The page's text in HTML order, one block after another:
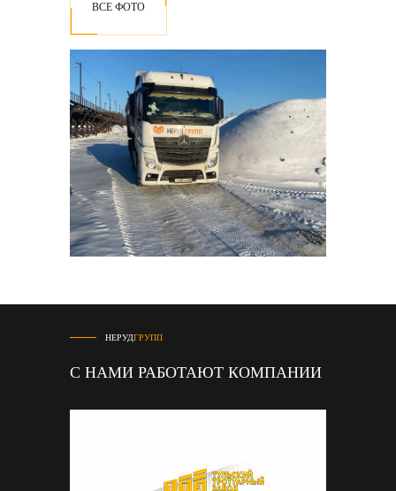
ВСЕ ФОТО
НЕРУДГРУПП
С НАМИ РАБОТАЮТ КОМПАНИИ